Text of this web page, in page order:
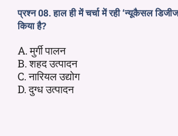
प्रश्न 08. हाल ही में चर्चा में रही ‘न्यूकैसल
किया है?
A. मुर्गी पालन
B. शहद उत्पादन
C. नारियल उद्योग
D. दुग्ध उत्पादन